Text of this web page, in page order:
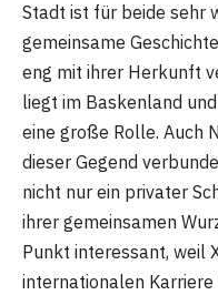
Stadt ist für beide sehr
gemeinsame
eng mit ihrer Herkunft
liegt im Baskenland
eine große Rolle. Auch
dieser Gegend
nicht nur ein privater
ihrer gemeinsamen
Punkt interessant, weil
internationalen Karriere